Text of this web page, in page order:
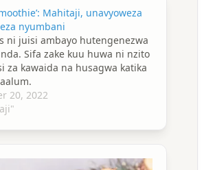
Mahitaji, unavyoweza
nyumbani
ni juisi ambayo hutengenezwa
Sifa zake kuu huwa ni nzito
za kawaida na husagwa katika
20, 2022